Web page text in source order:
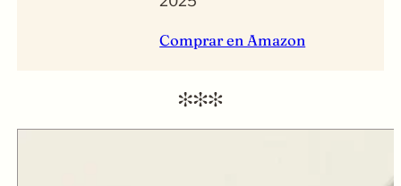
Comprar en Amazon